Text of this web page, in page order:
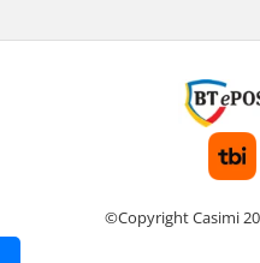
©Copyright Casimi